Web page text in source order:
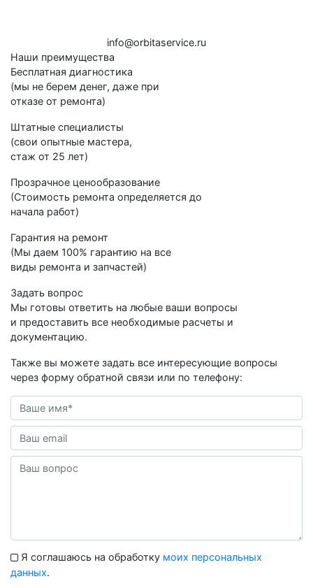
info@orbitaservice.ru
Наши преимущества
Бесплатная диагностика
(мы не берем денег, даже при
отказе от ремонта)
Штатные специалисты
(свои опытные мастера,
стаж от 25 лет)
Прозрачное ценообразование
(Стоимость ремонта определяется до
начала работ)
Гарантия на ремонт
(Мы даем 100% гарантию на все
виды ремонта и запчастей)
Задать вопрос
Мы готовы ответить на любые ваши вопросы
и предоставить все необходимые расчеты и
документацию.
Также вы можете задать все интересующие вопросы
через форму обратной связи или по телефону:
Я соглашаюсь на обработку моих персональных
данных.